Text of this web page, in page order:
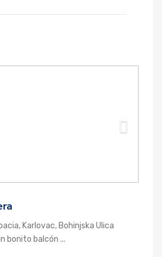
Karlovac, Bohinjska Ulica
bonito balcón ...